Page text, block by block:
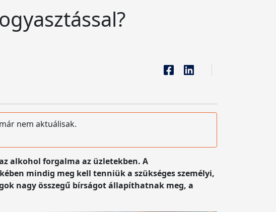
nem aktuálisak.
alkohol forgalma az üzletekben. A
mindig meg kell tenniük a szükséges személyi,
nagy összegű bírságot állapíthatnak meg, a